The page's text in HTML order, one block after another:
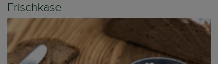
Frischkäse